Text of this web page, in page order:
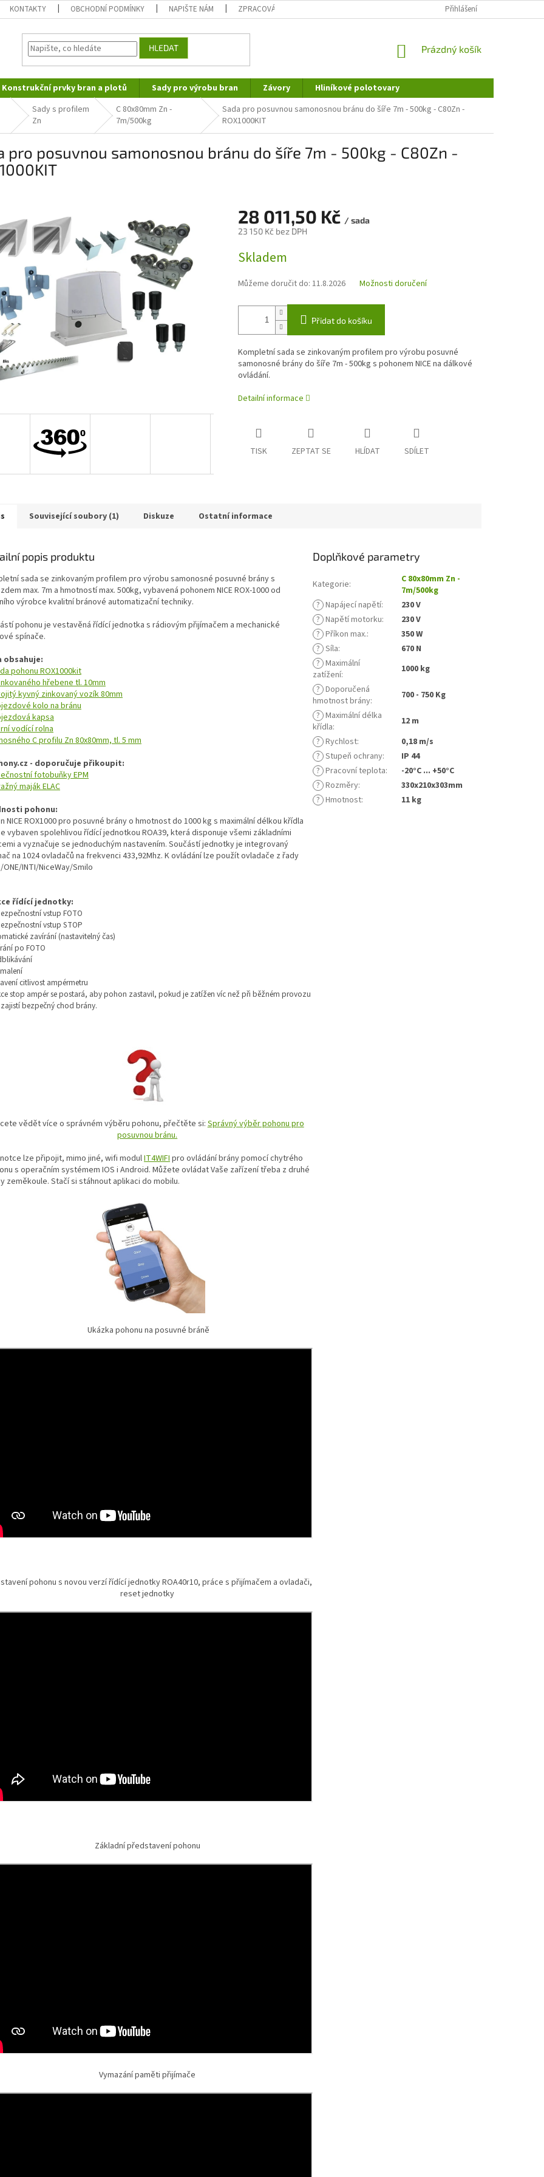
KONTAKTY OBCHODNÍ PODMÍNKY NAPIŠTE NÁM ZPRACOVÁNÍ OSOBNÍCH ÚDAJŮ REKLAMAČNÍ ŘÁD
Přihlášení
HLEDAT
NÁKUPNÍ
Prázdný košík
Konstrukční prvky bran a plotů Sady pro výrobu bran Závory
Hliníkové polotovary
Sady s profilem
Zn
C 80x80mm Zn -
7m/500kg
Sada pro posuvnou samonosnou bránu do šíře 7m - 500kg - C80Zn -
ROX1000KIT
pro posuvnou samonosnou bránu do šíře 7m - 500kg - C80Zn -
28 011,50 Kč / sada
23 150 Kč bez DPH
cena:
Skladem
Můžeme doručit do: 11.8.2026 Možnosti doručení
Přidat do košíku
Kompletní sada se zinkovaným profilem pro výrobu posuvné
samonosné brány do šíře 7m - 500kg s pohonem NICE na dálkové
ovládání.
Detailní informace
TISK ZEPTAT SE HLÍDAT SDÍLET
Související soubory (1) Diskuze Ostatní informace
popis produktu
sada se zinkovaným profilem pro výrobu samonosné posuvné brány s
max. 7m a hmotností max. 500kg, vybavená pohonem NICE ROX-1000 od
výrobce kvalitní bránové automatizační techniky.
pohonu je vestavěná řídící jednotka s rádiovým přijímačem a mechanické
spínače.
obsahuje:
pohonu ROX1000kit
hřebene tl. 10mm
kyvný zinkovaný vozík 80mm
kolo na bránu
kapsa
vodící rolna
C profilu Zn 80x80mm, tl. 5 mm
- doporučuje přikoupit:
fotobuňky EPM
maják ELAC
pohonu:
NICE ROX1000 pro posuvné brány o hmotnost do 1000 kg s maximální délkou křídla
vybaven spolehlivou řídící jednotkou ROA39, která disponuje všemi základními
a vyznačuje se jednoduchým nastavením. Součástí jednotky je integrovaný
na 1024 ovladačů na frekvenci 433,92Mhz. K ovládání lze použít ovladače z řady
ONE/INTI/NiceWay/Smilo
řídící jednotky:
vstup FOTO
vstup STOP
zavírání (nastavitelný čas)
po FOTO
citlivost ampérmetru
stop ampér se postará, aby pohon zastavil, pokud je zatížen víc než při běžném provozu
bezpečný chod brány.
vědět více o správném výběru pohonu, přečtěte si: Správný výběr pohonu pro
posuvnou bránu.
lze připojit, mimo jiné, wifi modulIT4WIFI pro ovládání brány pomocí chytrého
s operačním systémem IOS i Android. Můžete ovládat Vaše zařízení třeba z druhé
zeměkoule. Stačí si stáhnout aplikaci do mobilu.
Ukázka pohonu na posuvné bráně
pohonu s novou verzí řídící jednotky ROA40r10, práce s přijímačem a ovladači,
reset jednotky
Základní představení pohonu
Vymazání paměti přijímače
Doplňkové parametry
Kategorie:
C 80x80mm Zn -
7m/500kg
? Napájecí napětí:
230 V
? Napětí motorku:
230 V
? Příkon max.:
350 W
? Síla:
670 N
? Maximální
zatížení:
1000 kg
? Doporučená
hmotnost brány:
700 - 750 Kg
? Maximální délka
křídla:
12 m
? Rychlost:
0,18 m/s
? Stupeň ochrany:
IP 44
? Pracovní teplota:
-20°C ... +50°C
? Rozměry:
330x210x303mm
? Hmotnost: 11 kg